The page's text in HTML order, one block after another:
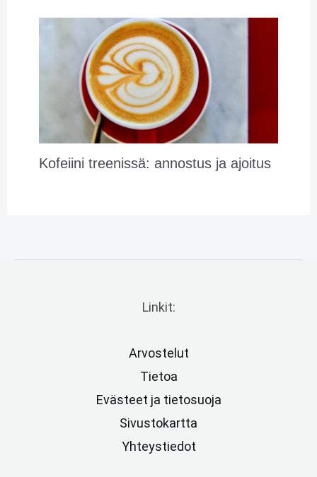
Kofeiini treenissä: annostus ja ajoitus
Linkit:
Arvostelut
Tietoa
Evästeet ja tietosuoja
Sivustokartta
Yhteystiedot